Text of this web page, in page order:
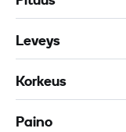
Leveys
Korkeus
Paino